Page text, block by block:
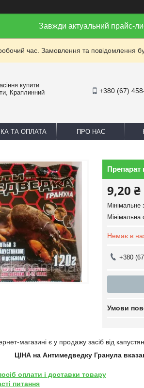
Завжди актуальний прайс-
час. Замовлення та повідомлення
купити
Краплинний
+380 (67)
ТА ОПЛАТА ПРО НАС
Препарат
9,20 ₴
Немає в
+380
магазині є у продажу засіб від
ЦІНА на Антимедведку Гранула
оплати і доставки товару
питання